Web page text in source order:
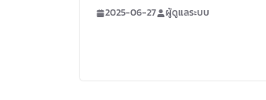
2025-06-27 ผู้ดูแลระบบ